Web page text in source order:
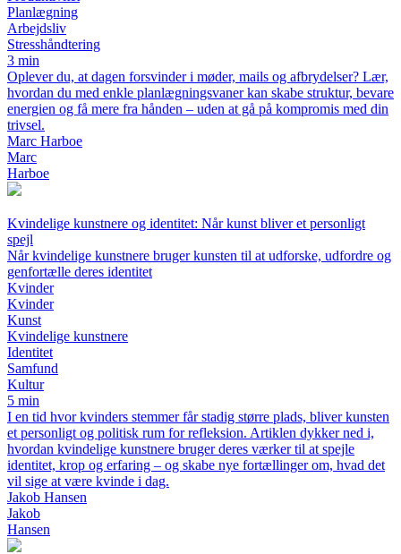
Planlægning
Arbejdsliv
Stresshåndtering
3 min
Oplever du, at dagen forsvinder i møder, mails og afbrydelser? Lær,
hvordan du med enkle planlægningsvaner kan skabe struktur, bevare
energien og få mere fra hånden – uden at gå på kompromis med din
trivsel.
Marc Harboe
Marc
Harboe
Kvindelige kunstnere og identitet: Når kunst bliver et personligt
spejl
Når kvindelige kunstnere bruger kunsten til at udforske, udfordre og
genfortælle deres identitet
Kvinder
Kvinder
Kunst
Kvindelige kunstnere
Identitet
Samfund
Kultur
5 min
I en tid hvor kvinders stemmer får stadig større plads, bliver kunsten
et personligt og politisk rum for refleksion. Artiklen dykker ned i,
hvordan kvindelige kunstnere bruger deres værker til at spejle
identitet, krop og erfaring – og skabe nye fortællinger om, hvad det
vil sige at være kvinde i dag.
Jakob Hansen
Jakob
Hansen